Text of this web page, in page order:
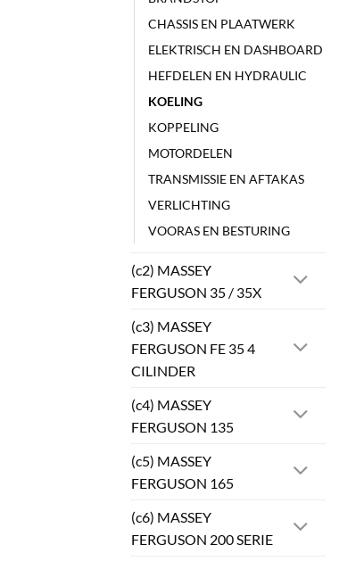
CHASSIS EN PLAATWERK
ELEKTRISCH EN DASHBOARD
HEFDELEN EN HYDRAULIC
KOELING
KOPPELING
MOTORDELEN
TRANSMISSIE EN AFTAKAS
VERLICHTING
VOORAS EN BESTURING
(c2) MASSEY
FERGUSON 35 / 35X
(c3) MASSEY
FERGUSON FE 35 4
CILINDER
(c4) MASSEY
FERGUSON 135
(c5) MASSEY
FERGUSON 165
(c6) MASSEY
FERGUSON 200 SERIE